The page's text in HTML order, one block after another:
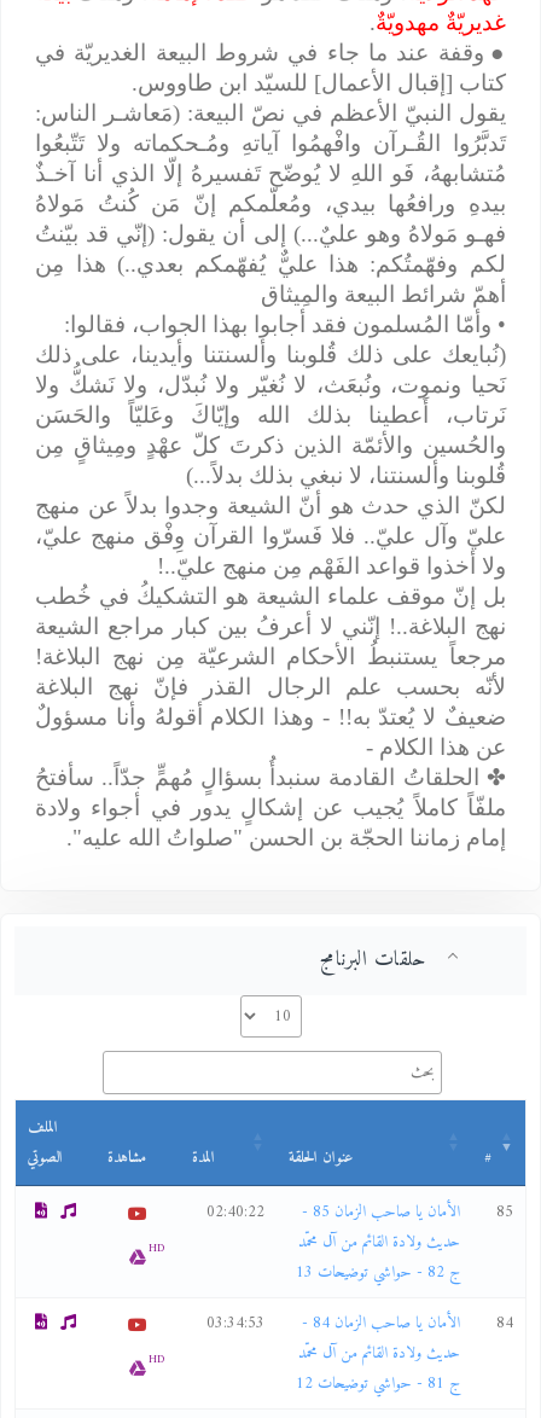
غديريّةٌ مهدويّةٌ.
●وقفة عند ما جاء في شروط البيعة الغديريّة في
كتاب [إقبال الأعمال] للسيّد ابن طاووس.
يقول النبيّ الأعظم في نصّ البيعة: (مَعاشـر الناس:
تَدبَّرُوا القُـرآن وافْهمُوا آياتهِ ومُـحكماته ولا تَتّبعُوا
مُتشابههُ، فَو اللهِ لا يُوضّح تَفسيرهُ إلّا الذي أنا آخـذٌ
بيدهِ ورافعُها بيدي، ومُعلّمكم إنّ مَن كُنتُ مَولاهُ
فهـو مَولاهُ وهو عليٌ...) إلى أن يقول: (إنّي قد بيّنتُ
لكم وفهّمتُكم: هذا عليٌّ يُفهّمكم بعدي..) هذا مِن
أهمّ شرائط البيعة والمِيثاق
• وأمّا المُسلمون فقد أجابوا بهذا الجواب، فقالوا:
(نُبايعك على ذلك قُلوبنا وألسنتنا وأيدينا، على ذلك
نَحيا ونموت، ونُبعَث، لا نُغيّر ولا نُبدّل، ولا نَشكُّ ولا
نَرتاب، أَعطينا بذلك الله وإيّاكَ وعَليّاً والحَسَن
والحُسين والأئمّة الذين ذكرتَ كلّ عهْدٍ ومِيثاقٍ مِن
قُلوبنا وألسنتنا، لا نبغي بذلك بدلاً...)
لكنّ الذي حدث هو أنّ الشيعة وجدوا بدلاً عن منهج
عليّ وآل عليّ.. فلا فَسرّوا القرآن وِفْق منهج عليّ،
ولا أخذوا قواعد الفَهْم مِن منهج عليّ..!
بل إنّ موقف علماء الشيعة هو التشكيكُ في خُطب
نهج البلاغة..! إنّني لا أعرفُ بين كبار مراجع الشيعة
مرجعاً يستنبطُ الأحكام الشرعيّة مِن نهج البلاغة!
لأنّه بحسب علم الرجال القذر فإنّ نهج البلاغة
ضعيفٌ لا يُعتدّ به!! - وهذا الكلام أقولهُ وأنا مسؤولٌ
عن هذا الكلام -
✤الحلقاتُ القادمة سنبدأُ بسؤالٍ مُهمٍّ جدّاً.. سأفتحُ
ملفّاً كاملاً يُجيب عن إشكالٍ يدور في أجواء ولادة
إمام زماننا الحجّة بن الحسن "صلواتُ الله عليه".
حلقات البرنامج
عنوان الحلقة المدة مشاهدة
الملف
الصوتي
85
الأمان يا صاحب الزمان 85 -
حديث ولادة القائم من آل محمّد
ج 82 - حواشي توضيحات 13
02:40:22
HD
84
الأمان يا صاحب الزمان 84 -
حديث ولادة القائم من آل محمّد
ج 81 - حواشي توضيحات 12
03:34:53
HD